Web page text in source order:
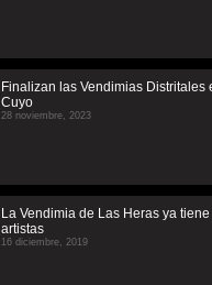
Finalizan las Vendimias Distritales
Cuyo
28 noviembre, 2023
La Vendimia de Las Heras ya tiene
artistas
16 diciembre, 2019